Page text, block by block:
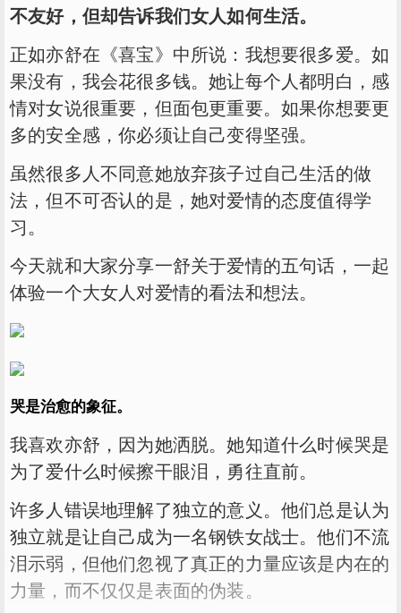
不友好，但却告诉我们女人如何生活。
正如亦舒在《喜宝》中所说：我想要很多爱。如
果没有，我会花很多钱。她让每个人都明白，感
情对女说很重要，但面包更重要。如果你想要更
多的安全感，你必须让自己变得坚强。
虽然很多人不同意她放弃孩子过自己生活的做
法，但不可否认的是，她对爱情的态度值得学
习。
今天就和大家分享一舒关于爱情的五句话，一起
体验一个大女人对爱情的看法和想法。
哭是治愈的象征。
我喜欢亦舒，因为她洒脱。她知道什么时候哭是
为了爱什么时候擦干眼泪，勇往直前。
许多人错误地理解了独立的意义。他们总是认为
独立就是让自己成为一名钢铁女战士。他们不流
泪示弱，但他们忽视了真正的力量应该是内在的
力量，而不仅仅是表面的伪装。